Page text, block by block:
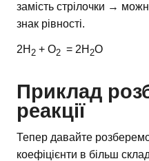
замість стрілочки →
знак рівності.
2H 2 + O2 = 2H 2O
Приклад
реакції
Тепер давайте
коефіцієнти в більш